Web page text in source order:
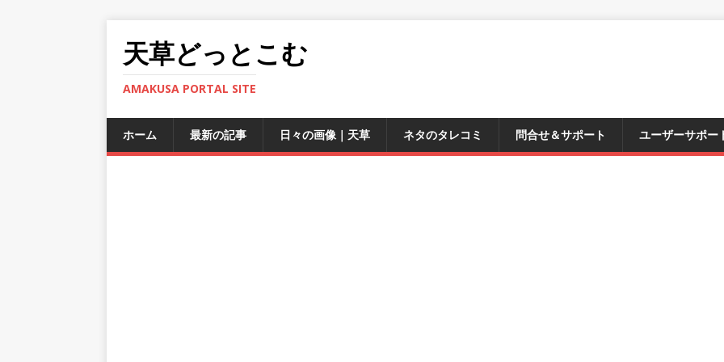
天草どっとこむ
AMAKUSA PORTAL SITE
ホーム 最新の記事 日々の画像｜天草 ネタのタレコミ 問合せ＆サポート ユーザーサポー